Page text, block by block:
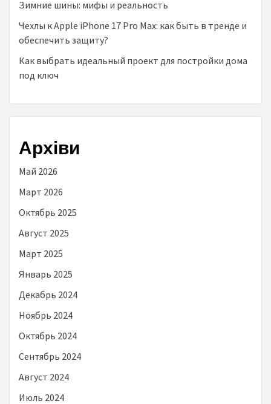
Зимние шины: мифы и реальность
Чехлы к Аpple iPhone 17 Pro Max: как быть в тренде и
обеспечить защиту?
Как выбрать идеальный проект для постройки дома
под ключ
Архіви
Май 2026
Март 2026
Октябрь 2025
Август 2025
Март 2025
Январь 2025
Декабрь 2024
Ноябрь 2024
Октябрь 2024
Сентябрь 2024
Август 2024
Июль 2024